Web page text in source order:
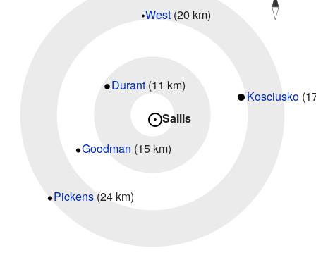
Sallis
Durant(11 km)
Goodman (15 km)
Kosciusko
Pickens (24 km)
West(20 km)